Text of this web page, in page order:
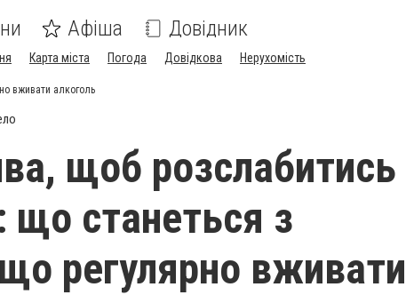
Афіша Довідник
Карта міста Погода Довідкова Нерухомість
вживати алкоголь
щоб розслабитись
що станеться з
регулярно вживати